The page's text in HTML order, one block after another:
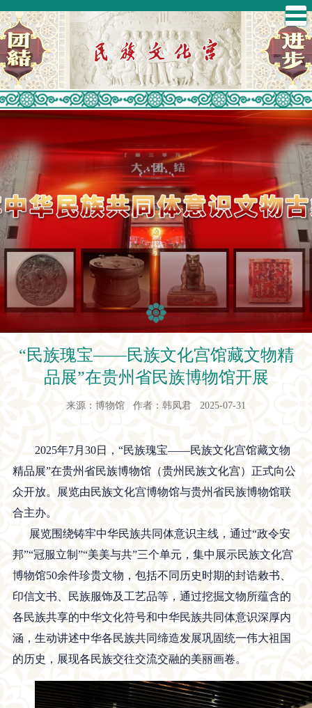
“民族瑰宝——民族文化宫馆藏文物精
品展”在贵州省民族博物馆开展
来源：博物馆 作者：韩凤君 2025-07-31
2025年7月30日，“民族瑰宝——民族文化宫馆藏文物
精品展”在贵州省民族博物馆（贵州民族文化宫）正式向公
众开放。展览由民族文化宫博物馆与贵州省民族博物馆联
合主办。
展览围绕铸牢中华民族共同体意识主线，通过“政令安
邦”“冠服立制”“美美与共”三个单元，集中展示民族文化宫
博物馆50余件珍贵文物，包括不同历史时期的封诰敕书、
印信文书、民族服饰及工艺品等，通过挖掘文物所蕴含的
各民族共享的中华文化符号和中华民族共同体意识深厚内
涵，生动讲述中华各民族共同缔造发展巩固统一伟大祖国
的历史，展现各民族交往交流交融的美丽画卷。